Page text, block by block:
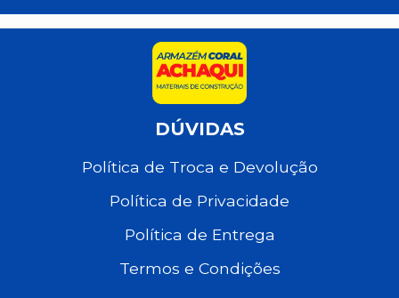
DÚVIDAS
Política de Troca e Devolução
Política de Privacidade
Política de Entrega
Termos e Condições